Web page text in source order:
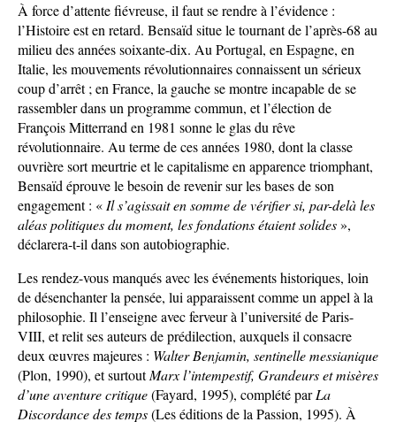
À force d’attente fiévreuse, il faut se rendre à l’évidence :
l’Histoire est en retard. Bensaïd situe le tournant de l’après-68 au
milieu des années soixante-dix. Au Portugal, en Espagne, en
Italie, les mouvements révolutionnaires connaissent un sérieux
coup d’arrêt ; en France, la gauche se montre incapable de se
rassembler dans un programme commun, et l’élection de
François Mitterrand en 1981 sonne le glas du rêve
révolutionnaire. Au terme de ces années 1980, dont la classe
ouvrière sort meurtrie et le capitalisme en apparence triomphant,
Bensaïd éprouve le besoin de revenir sur les bases de son
engagement : « Il s’agissait en somme de vérifier si, par-delà les
aléas politiques du moment, les fondations étaient solides»,
déclarera-t-il dans son autobiographie.
Les rendez-vous manqués avec les événements historiques, loin
de désenchanter la pensée, lui apparaissent comme un appel à la
philosophie. Il l’enseigne avec ferveur à l’université de Paris-
VIII, et relit ses auteurs de prédilection, auxquels il consacre
deux œuvres majeures : Walter Benjamin, sentinelle messianique
(Plon, 1990), et surtoutMarx l’intempestif, Grandeurs et misères
d’une aventure critique(Fayard, 1995), complété parLa
Discordance des temps(Les éditions de la Passion, 1995). À